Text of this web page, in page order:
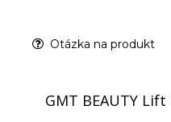
Otázka na produkt
GMT BEAUTY